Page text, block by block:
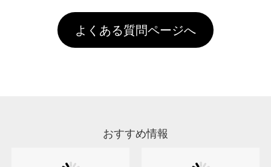
頂いても、ログインがされていなければ、ラン
クにカウントがされません。
害な性質で、水洗いで落とすことが可能です。
お手数ですが、お客様ご自身にて着用前に落と
していただけますようお願いいたします。※1
通常注文・直送機能でのご注文に関わらず、前
引」などによるお値引きで4,000円未満になる
場合は送料がかかりますので、ご注意くださ
い。
よくある質問ページへ
おすすめ情報